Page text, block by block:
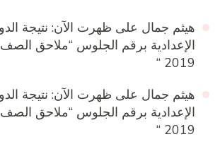
هيثم جمال على ظهرت الآن: نتيجة
الإعدادية برقم الجلوس “ملاحق الصف
2019 “
هيثم جمال على ظهرت الآن: نتيجة
الإعدادية برقم الجلوس “ملاحق الصف
2019 “